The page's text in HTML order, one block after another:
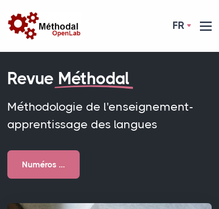
FR
Revue Méthodal
Méthodologie de l'enseignement-
apprentissage des langues
Numéros …